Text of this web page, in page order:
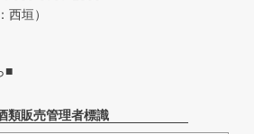
西垣）
■
類販売管理者標識